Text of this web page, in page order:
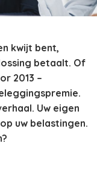
kwijt bent,
betaalt. Of
2013 –
Uw eigen
uw belastingen.